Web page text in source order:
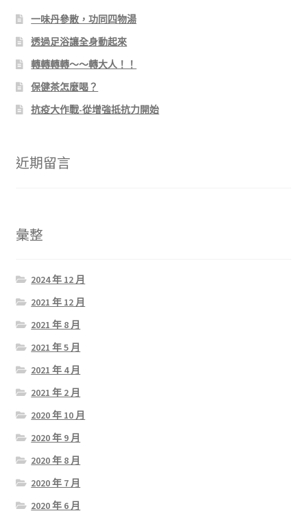
一味丹參散，功同四物湯
透過足浴讓全身動起來
轉轉轉轉～～轉大人！！
保健茶怎麼喝？
抗疫大作戰-從增強抵抗力開始
近期留言
彙整
2024 年 12 月
2021 年 12 月
2021 年 8 月
2021 年 5 月
2021 年 4 月
2021 年 2 月
2020 年 10 月
2020 年 9 月
2020 年 8 月
2020 年 7 月
2020 年 6 月